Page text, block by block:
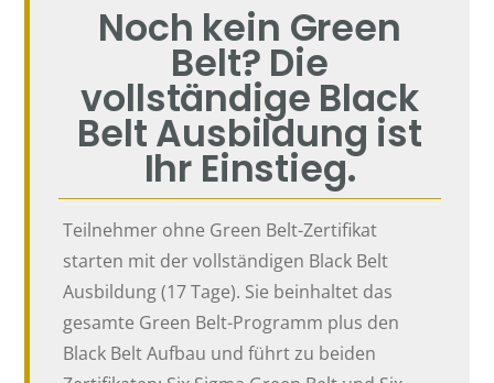
Noch kein Green
Belt? Die
vollständige Black
Belt Ausbildung ist
Ihr Einstieg.
Teilnehmer ohne Green Belt-Zertifikat
starten mit der vollständigen Black Belt
Ausbildung (17 Tage). Sie beinhaltet das
gesamte Green Belt-Programm plus den
Black Belt Aufbau und führt zu beiden